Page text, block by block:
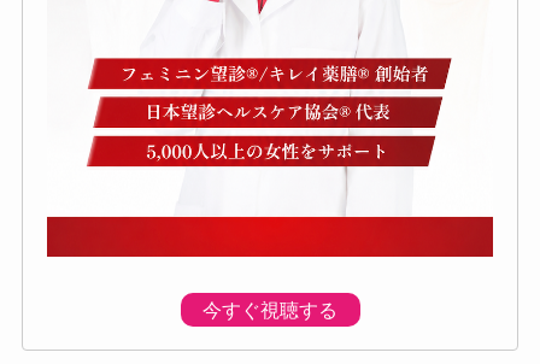
今すぐ視聴する